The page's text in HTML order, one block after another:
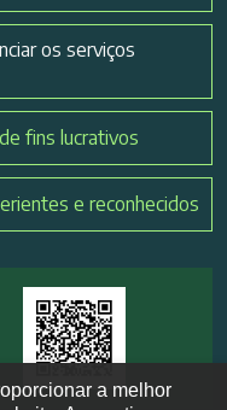
os serviços
fins lucrativos
e reconhecidos
a melhor